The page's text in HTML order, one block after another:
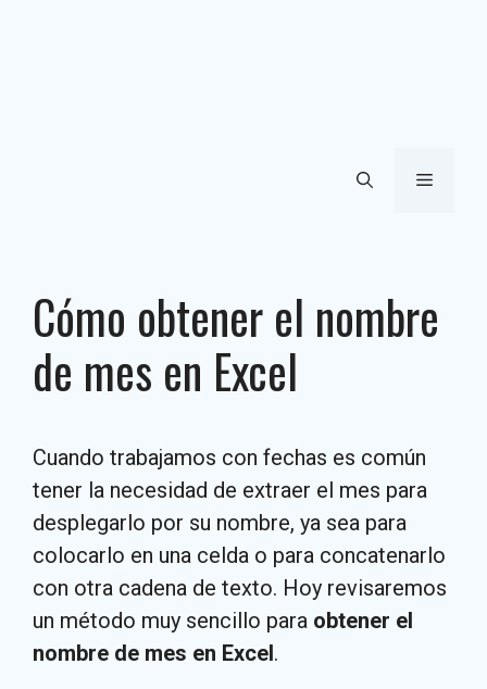
Menú
Cómo obtener el nombre
de mes en Excel
Cuando trabajamos con fechas es común
tener la necesidad de extraer el mes para
desplegarlo por su nombre, ya sea para
colocarlo en una celda o para concatenarlo
con otra cadena de texto. Hoy revisaremos
un método muy sencillo para obtener el
nombre de mes en Excel.